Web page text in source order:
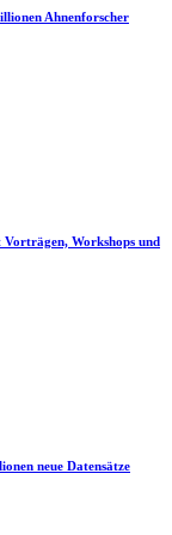
Ahnenforscher
Workshops und
neue Datensätze